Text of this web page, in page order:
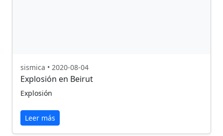
sismica • 2020-08-04
Explosión en Beirut
Explosión
Leer más